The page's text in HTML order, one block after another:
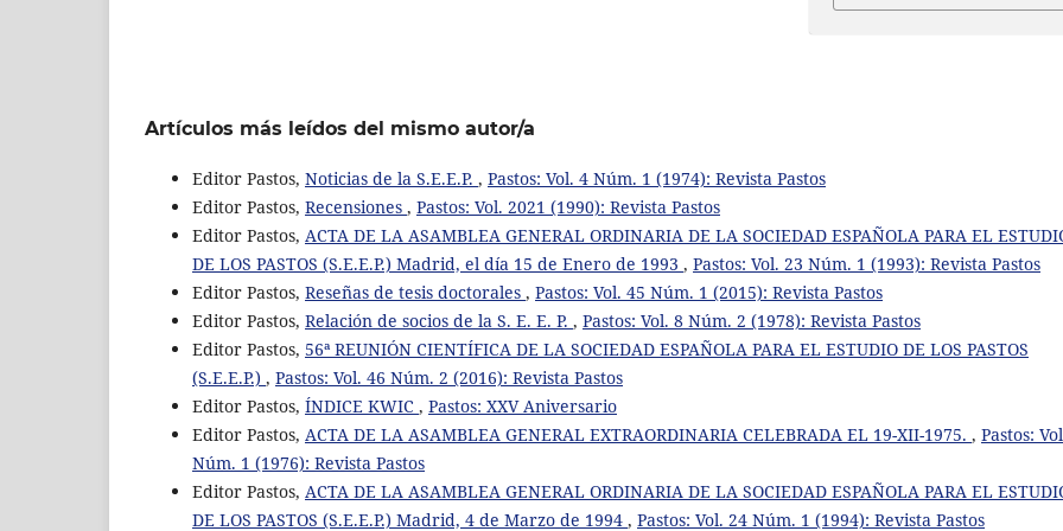
Artículos más leídos del mismo autor/a
Editor Pastos, Noticias de la S.E.E.P. , Pastos: Vol. 4 Núm. 1 (1974): Revista Pastos
Editor Pastos, Recensiones , Pastos: Vol. 2021 (1990): Revista Pastos
Editor Pastos, ACTA DE LA ASAMBLEA GENERAL ORDINARIA DE LA SOCIEDAD ESPAÑOLA PARA EL
DE LOS PASTOS (S.E.E.P.) Madrid, el día 15 de Enero de 1993 , Pastos: Vol. 23 Núm. 1 (1993): Revista Pastos
Editor Pastos, Reseñas de tesis doctorales , Pastos: Vol. 45 Núm. 1 (2015): Revista Pastos
Editor Pastos, Relación de socios de la S. E. E. P. , Pastos: Vol. 8 Núm. 2 (1978): Revista Pastos
Editor Pastos, 56ª REUNIÓN CIENTÍFICA DE LA SOCIEDAD ESPAÑOLA PARA EL ESTUDIO DE LOS PASTOS
(S.E.E.P.) , Pastos: Vol. 46 Núm. 2 (2016): Revista Pastos
Editor Pastos, ÍNDICE KWIC , Pastos: XXV Aniversario
Editor Pastos, ACTA DE LA ASAMBLEA GENERAL EXTRAORDINARIA CELEBRADA EL 19-XII-1975. , Pastos:
Núm. 1 (1976): Revista Pastos
Editor Pastos, ACTA DE LA ASAMBLEA GENERAL ORDINARIA DE LA SOCIEDAD ESPAÑOLA PARA EL
DE LOS PASTOS (S.E.E.P.) Madrid, 4 de Marzo de 1994 , Pastos: Vol. 24 Núm. 1 (1994): Revista Pastos